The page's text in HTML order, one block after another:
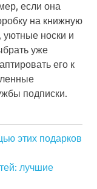
если она
на книжную
уютные носки и
уже
его к
подписки.
этих подарков
лучшие